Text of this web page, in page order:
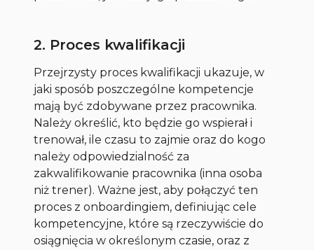
2. Proces kwalifikacji
Przejrzysty proces kwalifikacji ukazuje, w
jaki sposób poszczególne kompetencje
mają być zdobywane przez pracownika.
Należy określić, kto będzie go wspierał i
trenował, ile czasu to zajmie oraz do kogo
należy odpowiedzialność za
zakwalifikowanie pracownika (inna osoba
niż trener). Ważne jest, aby połączyć ten
proces z onboardingiem, definiując cele
kompetencyjne, które są rzeczywiście do
osiągnięcia w określonym czasie, oraz z